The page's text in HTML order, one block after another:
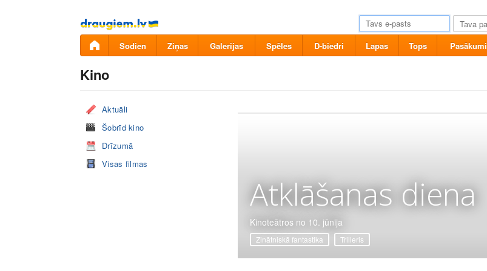
Pāriet
uz
saturu
Šodien Ziņas Galerijas Spēles D-biedri Lapas Tops Pasākumi
Kino
Aktuāli
Šobrīd kino
Drīzumā
Visas filmas
Atklāšanas diena
Kinoteātros no 10. jūnija
Zinātniskā fantastika Trilleris